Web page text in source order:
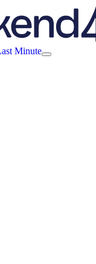
Minute